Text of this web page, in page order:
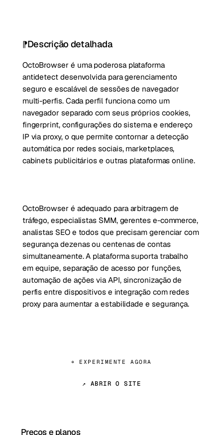
Descrição detalhada
OctoBrowser é uma poderosa plataforma
antidetect desenvolvida para gerenciamento
seguro e escalável de sessões de navegador
multi-perfis. Cada perfil funciona como um
navegador separado com seus próprios cookies,
fingerprint, configurações do sistema e endereço
IP via proxy, o que permite contornar a detecção
automática por redes sociais, marketplaces,
cabinets publicitários e outras plataformas online.
OctoBrowser é adequado para arbitragem de
tráfego, especialistas SMM, gerentes e-commerce,
analistas SEO e todos que precisam gerenciar com
segurança dezenas ou centenas de contas
simultaneamente. A plataforma suporta trabalho
em equipe, separação de acesso por funções,
automação de ações via API, sincronização de
perfis entre dispositivos e integração com redes
proxy para aumentar a estabilidade e segurança.
⌖ EXPERIMENTE AGORA
↗ ABRIR O SITE
Preços e planos